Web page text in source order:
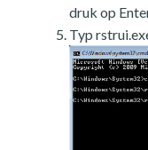
druk op
Typ